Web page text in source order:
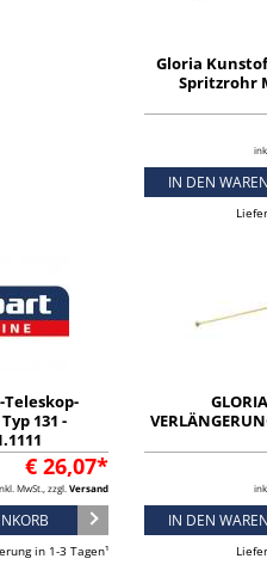
Gloria
Spritzrohr
IN DEN
Teleskop-
131 -
€ 26,07*
MwSt., zzgl. Versand
in 1-3 Tagen¹
IN DEN